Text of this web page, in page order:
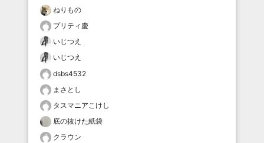
ねりもの
プリティ慶
いじつえ
いじつえ
dsbs4532
まさとし
タスマニアこけし
底の抜けた紙袋
クラウン